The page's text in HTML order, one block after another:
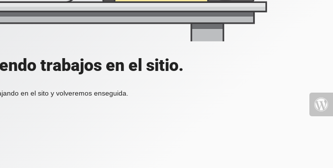
trabajos en el sitio.
en el sito y volveremos enseguida.